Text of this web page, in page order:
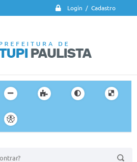
Login / Cadastro